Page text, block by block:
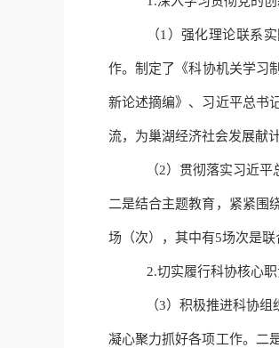
（1） 强化理论联系
作。制定了《科协机关学习
新论述摘编》、习近平总书
流，为巢湖经济社会发展献计
（2） 贯彻落实习近平
二是结合主题教育，紧紧围
场（次），其中有5场次是
2.切实履行科协核心
（3） 积极推进科协组
凝心聚力抓好各项工作。 二